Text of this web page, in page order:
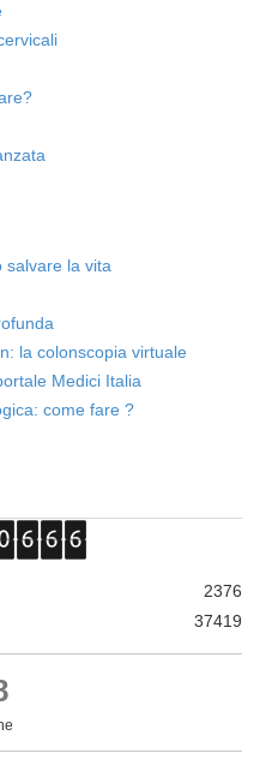
salvare la vita
la colonscopia virtuale
Medici Italia
come fare ?
2376
37419